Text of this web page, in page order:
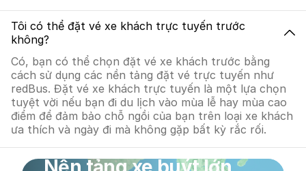
Tôi có thể đặt vé xe khách trực tuyến trước
không?
Có, bạn có thể chọn đặt vé xe khách trước bằng
cách sử dụng các nền tảng đặt vé trực tuyến như
redBus. Đặt vé xe khách trực tuyến là một lựa chọn
tuyệt vời nếu bạn đi du lịch vào mùa lễ hay mùa cao
điểm để đảm bảo chỗ ngồi của bạn trên loại xe khách
ưa thích và ngày đi mà không gặp bất kỳ rắc rối.